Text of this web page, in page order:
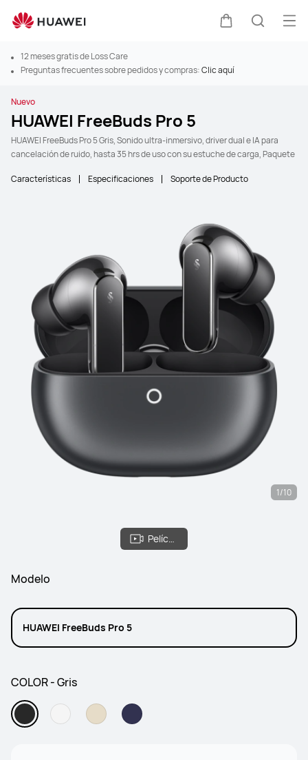
12 meses gratis de Loss Care
Preguntas frecuentes sobre pedidos y compras:Clic aquí
Nuevo
HUAWEI FreeBuds Pro 5
HUAWEI FreeBuds Pro 5 Gris, Sonido ultra-inmersivo, driver dual e IA para
cancelación de ruido, hasta 35 hrs de uso con su estuche de carga, Paquete
Características Especificaciones Soporte de Producto
Película
1/10
Modelo
HUAWEI FreeBuds Pro 5
COLOR - Gris